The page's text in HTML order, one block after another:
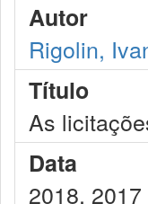
Autor
Rigolin,
Título
As
Data
2018, 2017